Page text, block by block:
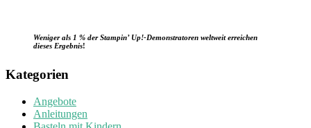
Weniger als 1 % der Stampin’ Up!-Demonstratoren weltweit erreichen
dieses Ergebnis!
Kategorien
Angebote
Anleitungen